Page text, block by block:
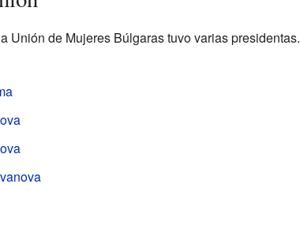
Unión de Mujeres Búlgaras tuvo varias